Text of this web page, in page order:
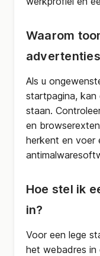
Waarom
Als u
startpagina,
staan.
en
herkent en voer
Hoe stel ik
in?
Voor een lege
het webadres in